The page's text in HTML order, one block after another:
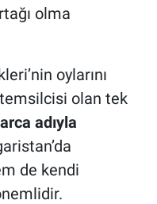
olma
oylarını
temsilcisi olan tek
adıyla
de kendi